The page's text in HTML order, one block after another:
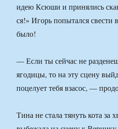
идею Ксюши и принялись
ся!» Игорь попытался свести
было!
— Если ты сейчас не
ягодицы, то на эту сцену
поцелует тебя взасос, —
Тина не стала тянуть кота за